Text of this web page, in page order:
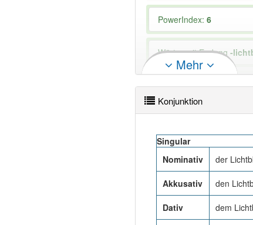
PowerIndex: 6
Wörter mit Endung -
99% unserer Spielapp-
Mehr
Konjunktion
Singular
Nominativ
der
Akkusativ den
Dativ dem